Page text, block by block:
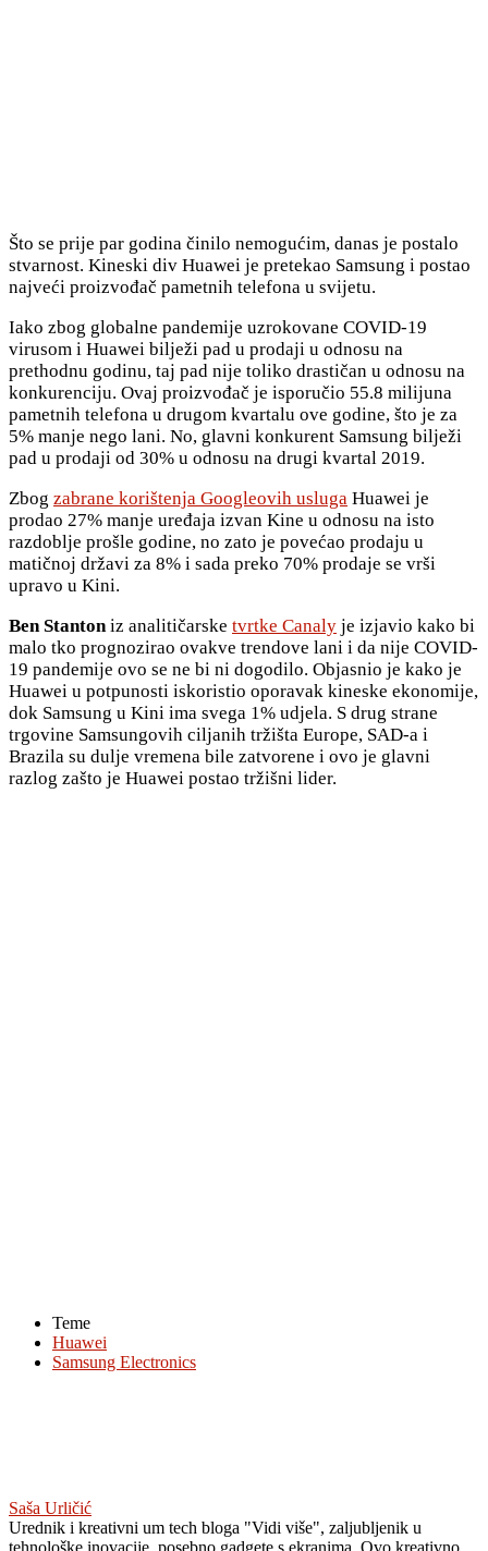
Što se prije par godina činilo nemogućim, danas je postalo
stvarnost. Kineski div Huawei je pretekao Samsung i postao
najveći proizvođač pametnih telefona u svijetu.
Iako zbog globalne pandemije uzrokovane COVID-19
virusom i Huawei bilježi pad u prodaji u odnosu na
prethodnu godinu, taj pad nije toliko drastičan u odnosu na
konkurenciju. Ovaj proizvođač je isporučio 55.8 milijuna
pametnih telefona u drugom kvartalu ove godine, što je za
5% manje nego lani. No, glavni konkurent Samsung bilježi
pad u prodaji od 30% u odnosu na drugi kvartal 2019.
Zbog zabrane korištenja Googleovih usluga Huawei je
prodao 27% manje uređaja izvan Kine u odnosu na isto
razdoblje prošle godine, no zato je povećao prodaju u
matičnoj državi za 8% i sada preko 70% prodaje se vrši
upravo u Kini.
Ben Stantoniz analitičarske tvrtke Canaly je izjavio kako bi
malo tko prognozirao ovakve trendove lani i da nije COVID-
19 pandemije ovo se ne bi ni dogodilo. Objasnio je kako je
Huawei u potpunosti iskoristio oporavak kineske ekonomije,
dok Samsung u Kini ima svega 1% udjela. S drug strane
trgovine Samsungovih ciljanih tržišta Europe, SAD-a i
Brazila su dulje vremena bile zatvorene i ovo je glavni
razlog zašto je Huawei postao tržišni lider.
Teme
Huawei
Samsung Electronics
Saša Urličić
Urednik i kreativni um tech bloga "Vidi više", zaljubljenik u
tehnološke inovacije, posebno gadgete s ekranima. Ovo kreativno